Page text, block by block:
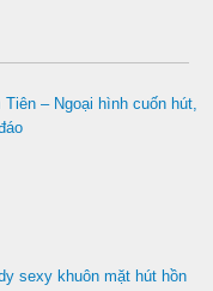
– Ngoại hình cuốn hút,
sexy khuôn mặt hút hồn